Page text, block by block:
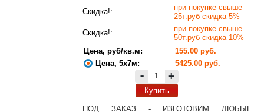
Скидка!:
при покупке свыше
25т.руб скидка 5%
Скидка!:
при покупке свыше
50т.руб скидка 10%
Цена, руб/кв.м:
155.00 руб.
Цена, 5х7м:
5425.00 руб.
- +
Купить
ПОД ЗАКАЗ - ИЗГОТОВИМ ЛЮБЫЕ